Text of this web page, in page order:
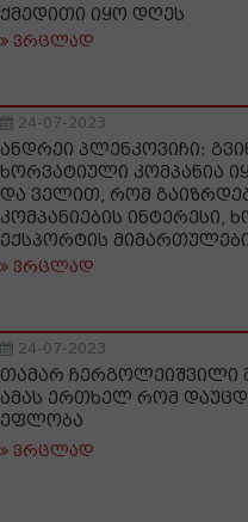
ქმედითი იყო დღეს
ვრცლად
24-07-2023
ანდრეი პლენკოვიჩი:
ხორვატიული კომპანია
და ველით, რომ
კომპანიების ინტერესი,
ექსპორტის
ვრცლად
24-07-2023
თამარ ჩერგოლეიშვილი
ამას ერთხელ რომ
ეფლობა
ვრცლად